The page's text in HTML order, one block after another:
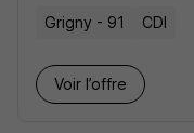
Grigny - 91 CDI
Voir l’offre